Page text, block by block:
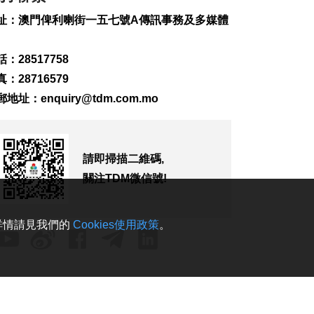
2026-08-08 12:20
2026-08-08 11:22
雙非遺現代話劇展文
化交融
2026-08-08 10:55
亞婆井單位火警撲滅
：澳門俾利喇街一五七號A傳訊事務及多媒體
：28517758
：28716579
地址： enquiry@tdm.com.mo
請即掃描二維碼,
關注TDM微信號!
請見我們的 Cookies使用政策。